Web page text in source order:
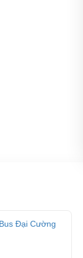
có xuất xứ,